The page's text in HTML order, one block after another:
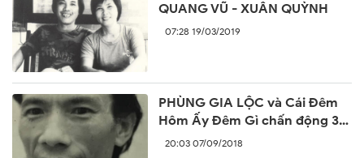
QUANG VŨ - XUÂN QUỲNH
07:28 19/03/2019
PHÙNG GIA LỘC và Cái Đêm
Hôm Ấy Đêm Gì chấn động 30
năm trước
20:03 07/09/2018